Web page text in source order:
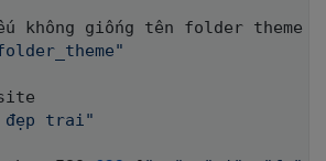
không giống tên folder theme
đẹp trai"